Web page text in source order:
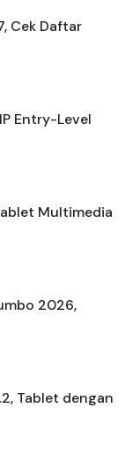
Cek Daftar
Entry-Level
Multimedia
2026,
Tablet dengan